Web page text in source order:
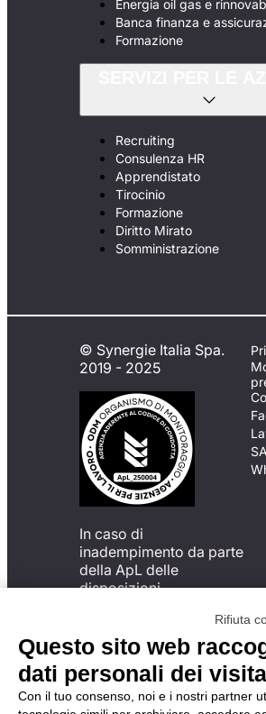
Energia oil gas e
Banca finanza e
Formazione
Recruiting
Consulenza HR
Apprendistato
Tirocinio
Formazione
Diritto Mirato
Somministrazione
© Synergie Italia Spa.
2019 - 2025
In caso di
inadempimento da parte
della ApL delle
disposizioni
possibile presentare un
reclamo
all’Organismo di
Monitoraggio utilizzando
una delle modalità
Rifiuta
Questo sito web
dati personali dei
Con il tuo consenso, noi e i nostri partner